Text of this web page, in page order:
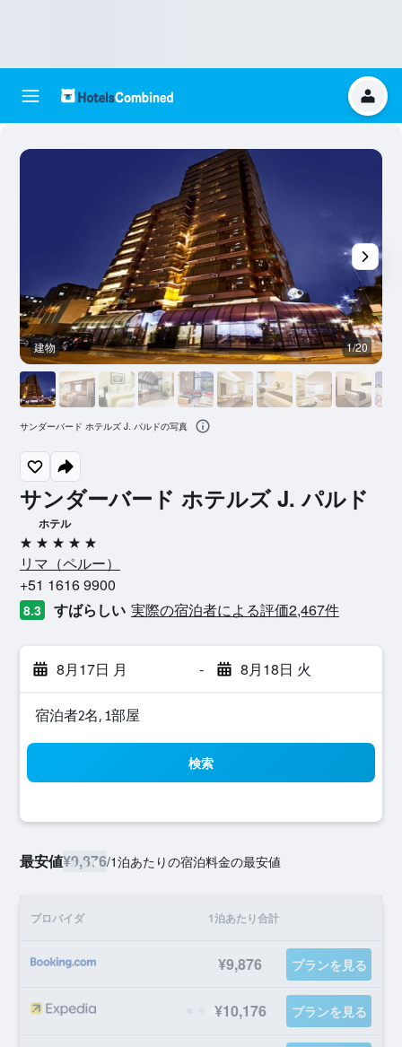
サンダーバード ホテルズ J. パルド
ホテル
5つ星
リマ​（ペルー​）​
+51 1616 9900
8.3 すばらしい 実際の宿泊者による評価2,467​件
8月17日 月 - 8月18日 火
宿泊者2名, 1​部屋
検索
最安値¥9,876/1泊あたりの宿泊料金の最安値
プロバイダ 1泊あたり合計
¥9,876 プランを見る
¥10,176 プランを見る
建物 1/20
サンダーバード ホテルズ J. パルドの写真